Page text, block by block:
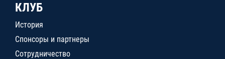
КЛУБ
История
Спонсоры и партнеры
Сотрудничество